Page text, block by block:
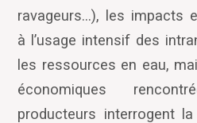
ravageurs…), les impacts
à l’usage intensif des
les ressources en eau,
économiques
producteurs interrogent